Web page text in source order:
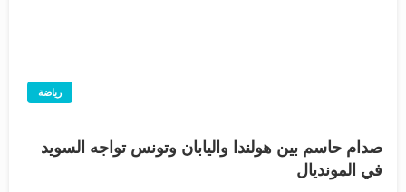
رياضة
صدام حاسم بين هولندا واليابان وتونس تواجه السويد
في المونديال